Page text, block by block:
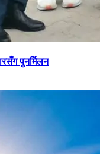
पुनर्मिलन